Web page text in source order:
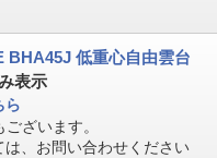
BHA45J 低重心自由雲台
表示
ら
ざいます。
、お問い合わせください